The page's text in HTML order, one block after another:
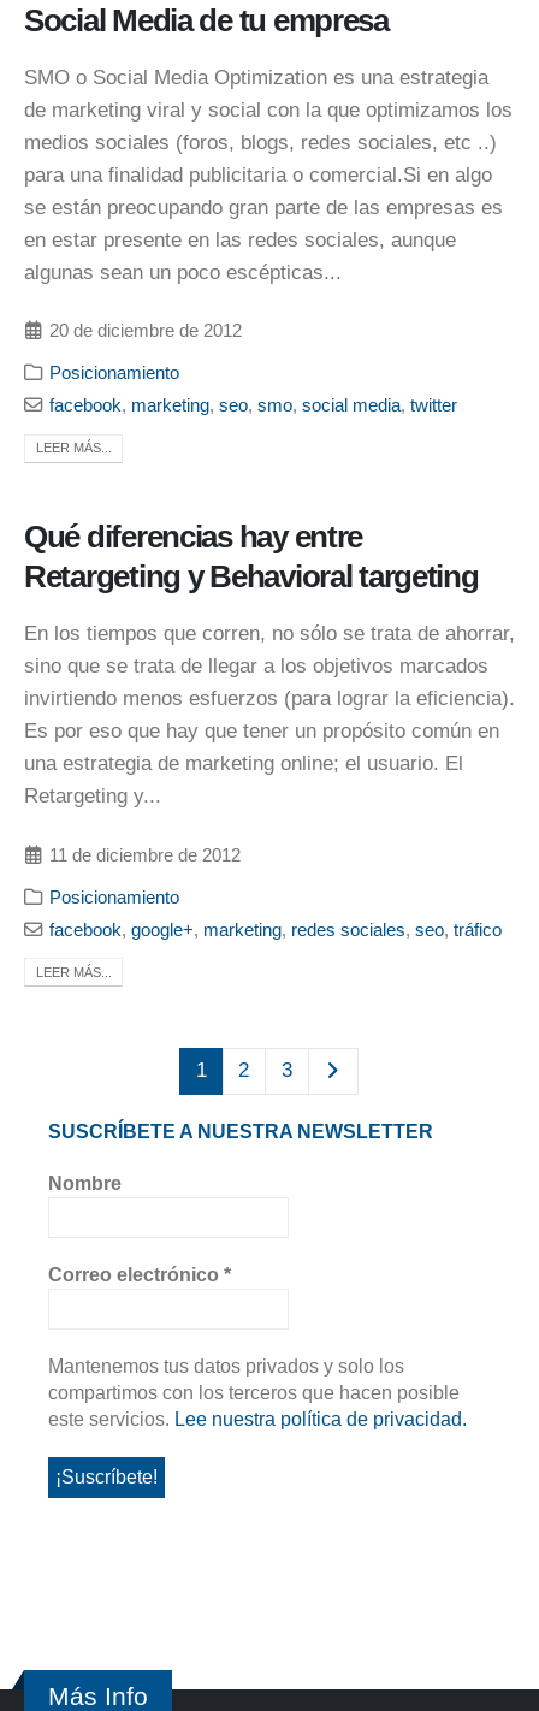
Social Media de tu empresa
SMO o Social Media Optimization es una estrategia
de marketing viral y social con la que optimizamos los
medios sociales (foros, blogs, redes sociales, etc ..)
para una finalidad publicitaria o comercial.Si en algo
se están preocupando gran parte de las empresas es
en estar presente en las redes sociales, aunque
algunas sean un poco escépticas...
20 de diciembre de 2012
Posicionamiento
facebook, marketing,seo,smo,social media,twitter
LEER MÁS...
Qué diferencias hay entre
Retargeting y Behavioral targeting
En los tiempos que corren, no sólo se trata de ahorrar,
sino que se trata de llegar a los objetivos marcados
invirtiendo menos esfuerzos (para lograr la eficiencia).
Es por eso que hay que tener un propósito común en
una estrategia de marketing online; el usuario. El
Retargeting y...
11 de diciembre de 2012
Posicionamiento
facebook,google+, marketing, redes sociales,seo,tráfico
LEER MÁS...
1 2 3
SUSCRÍBETE A NUESTRA NEWSLETTER
Nombre
Correo electrónico *
Mantenemos tus datos privados y solo los
compartimos con los terceros que hacen posible
este servicios. Lee nuestra política de privacidad.
Más Info